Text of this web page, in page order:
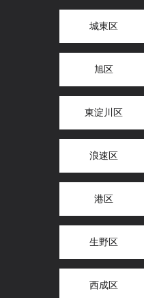
城東区
旭区
東淀川区
浪速区
港区
生野区
西成区